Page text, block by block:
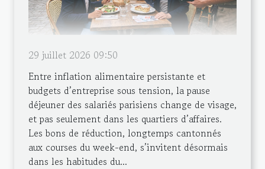
29 juillet 2026 09:50
Entre inflation alimentaire persistante et
budgets d’entreprise sous tension, la pause
déjeuner des salariés parisiens change de visage,
et pas seulement dans les quartiers d’affaires.
Les bons de réduction, longtemps cantonnés
aux courses du week-end, s’invitent désormais
dans les habitudes du...